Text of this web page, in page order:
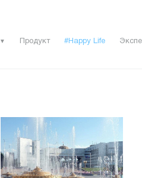
▼ Продукт #Happy Life